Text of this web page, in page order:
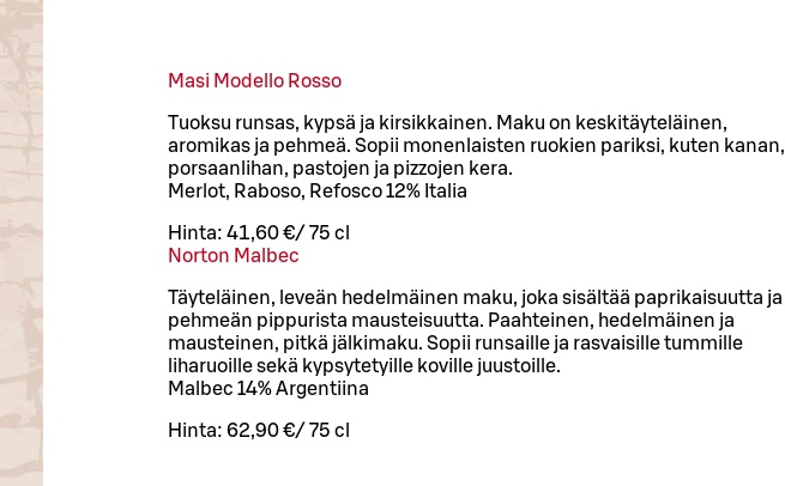
Masi Modello Rosso
Tuoksu runsas, kypsä ja kirsikkainen. Maku on keskitäyteläinen,
aromikas ja pehmeä. Sopii monenlaisten ruokien pariksi, kuten kanan,
porsaanlihan, pastojen ja pizzojen kera.
Merlot, Raboso, Refosco 12% Italia
Hinta: 41,60 €/ 75 cl
Norton Malbec
Täyteläinen, leveän hedelmäinen maku, joka sisältää paprikaisuutta ja
pehmeän pippurista mausteisuutta. Paahteinen, hedelmäinen ja
mausteinen, pitkä jälkimaku. Sopii runsaille ja rasvaisille tummille
liharuoille sekä kypsytetyille koville juustoille.
Malbec 14% Argentiina
Hinta: 62,90 €/ 75 cl